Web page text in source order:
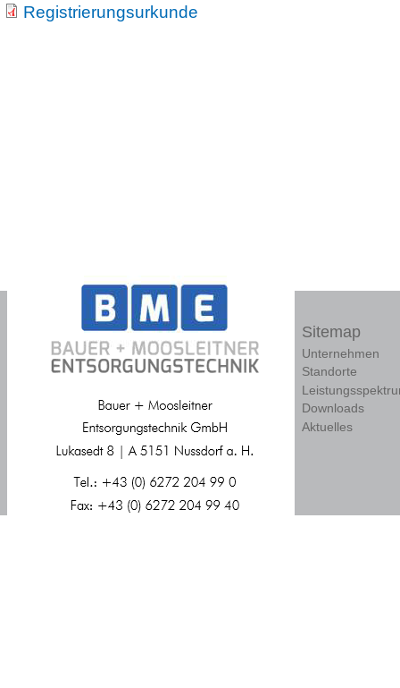
Registrierungsurkunde
Sitemap
Unternehmen
Standorte
Downloads
Aktuelles